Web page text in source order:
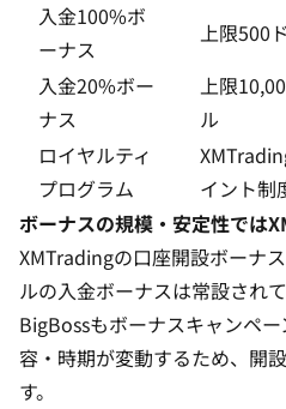
入金100%ボ
ーナス
上限500
入金20%ボー
ナス
上限
ル
ロイヤルティ
プログラム
イント制
ボーナスの規模・安定性では
XMTradingの口座開設ボーナ
ルの入金ボーナスは常設され
BigBossもボーナスキャンペ
容・時期が変動するため、開
す。